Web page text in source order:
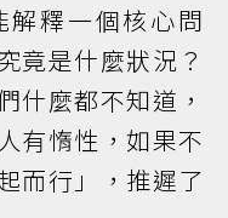
釋一個核心問
竟是什麼狀況？
什麼都不知道，
有惰性，如果不
而行」，推遲了